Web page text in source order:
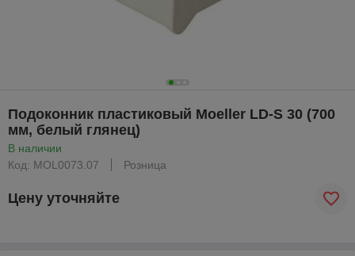
Подоконник пластиковый Moeller LD-S 30 (700
мм, белый глянец)
В наличии
Код: MOL0073.07
Розница
Цену уточняйте